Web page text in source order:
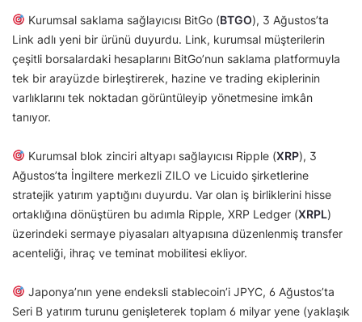
Kurumsal saklama sağlayıcısı BitGo (BTGO), 3 Ağustos’ta
Link adlı yeni bir ürünü duyurdu. Link, kurumsal müşterilerin
çeşitli borsalardaki hesaplarını BitGo’nun saklama platformuyla
tek bir arayüzde birleştirerek, hazine ve trading ekiplerinin
varlıklarını tek noktadan görüntüleyip yönetmesine imkân
tanıyor.
Kurumsal blok zinciri altyapı sağlayıcısı Ripple (XRP), 3
Ağustos’ta İngiltere merkezli ZILO ve Licuido şirketlerine
stratejik yatırım yaptığını duyurdu. Var olan iş birliklerini hisse
ortaklığına dönüştüren bu adımla Ripple, XRP Ledger (XRPL)
üzerindeki sermaye piyasaları altyapısına düzenlenmiş transfer
acenteliği, ihraç ve teminat mobilitesi ekliyor.
Japonya’nın yene endeksli stablecoin’i JPYC, 6 Ağustos’ta
Seri B yatırım turunu genişleterek toplam 6 milyar yene (yaklaşık